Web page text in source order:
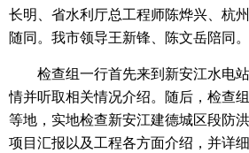
长明、省水利厅总工程师陈烨兴、杭
随同。我市领导王新锋、陈文岳陪同。
检查组一行首先来到新安江水电
情并听取相关情况介绍。随后，检查
等地，实地检查新安江建德城区段防
项目汇报以及工程各方面介绍，并详